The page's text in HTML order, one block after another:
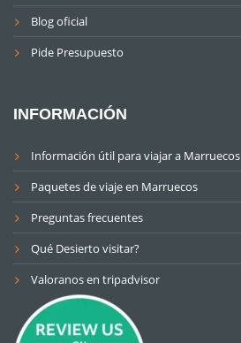
Blog oficial
Pide Presupuesto
INFORMACIÓN
Información útil para viajar a Marruecos
Paquetes de viaje en Marruecos
Preguntas frecuentes
Qué Desierto visitar?
Valoranos en tripadvisor